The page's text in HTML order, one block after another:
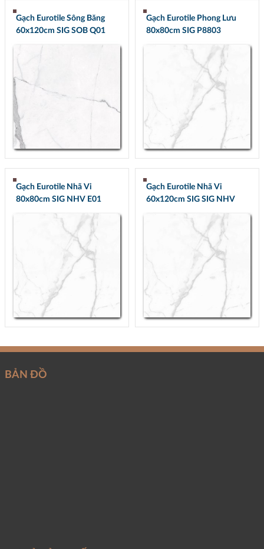
Gạch Eurotile Sông Băng
60x120cm SIG SOB Q01
Gạch Eurotile Phong Lưu
80x80cm SIG P8803
Gạch Eurotile Nhã Vi
80x80cm SIG NHV E01
Gạch Eurotile Nhã Vi
60x120cm SIG SIG NHV
BẢN ĐỒ